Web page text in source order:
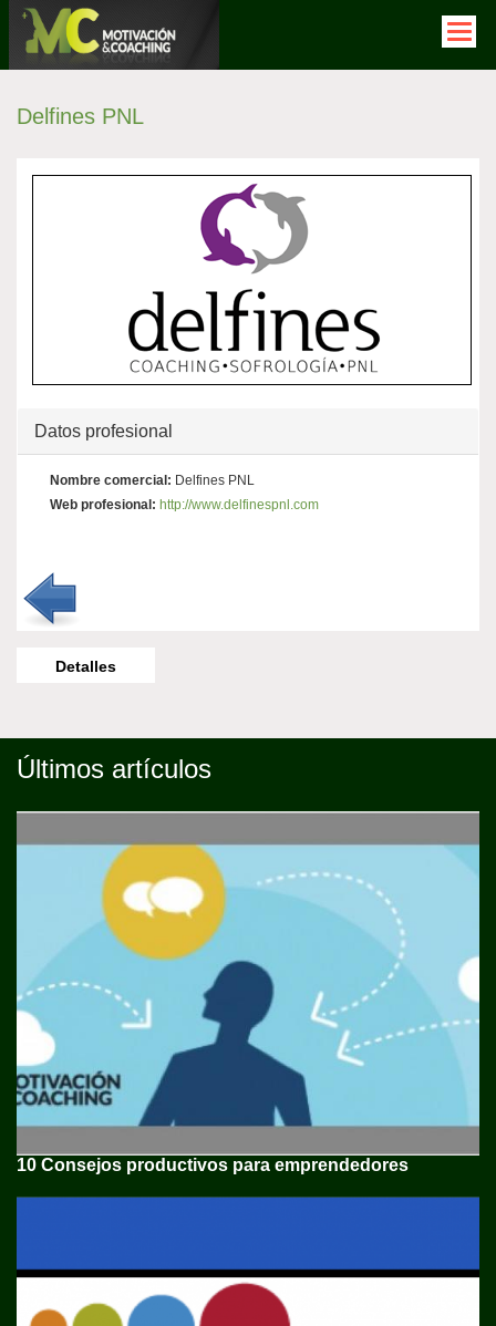
Pasar
contenido
Delfines PNL
Solapas
Ocultar
Datos profesional
Nombre comercial: Delfines PNL
Web profesional: http://www.delfinespnl.com
Horizontal
Detalles
Últimos artículos
10 Consejos productivos para emprendedores